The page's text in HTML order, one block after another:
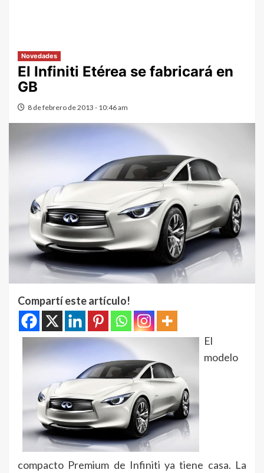
Novedades
El Infiniti Etérea se fabricará en
GB
8 de febrero de 2013 - 10:46 am
Compartí este artículo!
El
modelo
compacto Premium de Infiniti ya tiene casa. La